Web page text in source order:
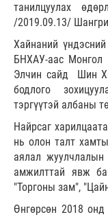
танилцуулах
/2019.09.13/
Хайнаний
БНХАУ-аас Монгол
Элчин сайд Шин
бодлого
тэргүүтэй албаны
Найрсаг
нь олон талт
аялал
амжилттай явж
"Торгоны зам",
Өнгөрсөн 2018